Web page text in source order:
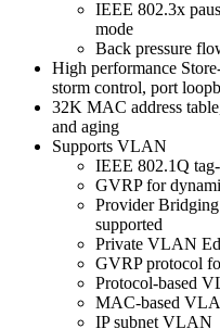
IEEE 802.3x
mode
Back pressure
High performance
storm control, port
32K MAC address
and aging
Supports VLAN
IEEE 802.1Q
GVRP for
Provider
supported
Private VLAN
GVRP protocol
Protocol-based
MAC-based
IP subnet VLAN